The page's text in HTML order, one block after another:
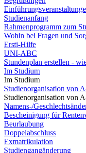
Studienanfang
Rahmenprogramm zum
Wohin bei Fragen und
Ersti-Hilfe
UNI-ABC
Stundenplan erstellen -
Im Studium
Im Studium
Studienorganisation von
Studienorganisation von
Namens-/
Bescheinigung für
Beurlaubung
Doppelabschluss
Exmatrikulation
Studiengangänderung